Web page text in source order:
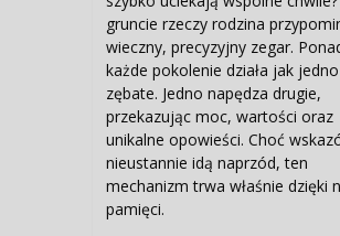
gruncie rzeczy rodzina
wieczny, precyzyjny zegar.
każde pokolenie działa jak
zębate. Jedno napędza drugie,
przekazując moc, wartości oraz
unikalne opowieści. Choć
nieustannie idą naprzód, ten
mechanizm trwa właśnie dzięki
pamięci.